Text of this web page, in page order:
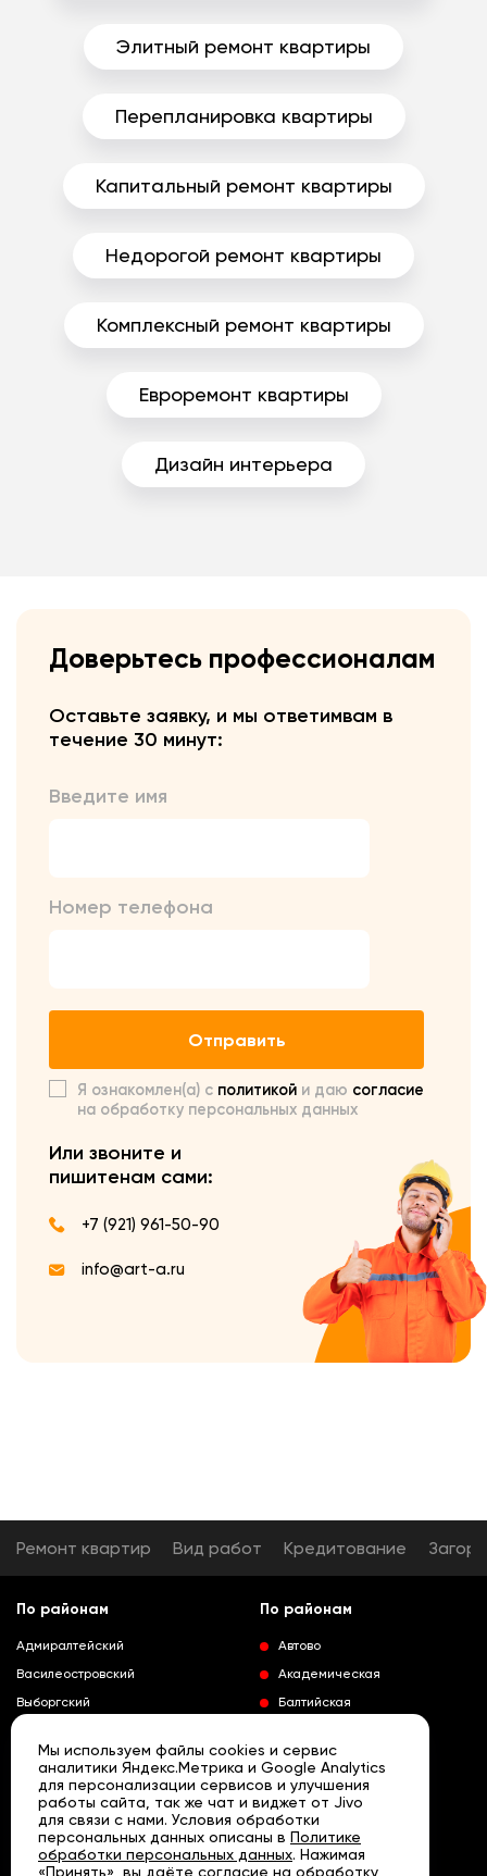
Элитный ремонт квартиры
Перепланировка квартиры
Капитальный ремонт квартиры
Недорогой ремонт квартиры
Комплексный ремонт квартиры
Евроремонт квартиры
Дизайн интерьера
Доверьтесь профессионалам
Оставьте заявку, и мы ответимвам в
течение 30 минут:
Введите имя
Номер телефона
Отправить
Я ознакомлен(а) с политикой и даю согласие
на обработку персональных данных
Или звоните и
пишитенам сами:
+7 (921) 961-50-90
info@art-a.ru
Ремонт квартир Вид работ Кредитование
По районам
Адмиралтейский
Василеостровский
Выборгский
Колпинский
Красногвардейский
Краносельский
Кронштадтский
Курортный
Развернуть
По районам
Автово
Академическая
Балтийская
Выборгская
Гражданский проспект
Девяткино
Кировский завод
Ленинский проспект
Мы используем файлы cookies и сервис
аналитики Яндекс.Метрика и Google Analytics
для персонализации сервисов и улучшения
работы сайта, так же чат и виджет от Jivo
для связи с нами. Условия обработки
персональных данных описаны в Политике
обработки персональных данных. Нажимая
«Принять», вы даёте согласие на обработку